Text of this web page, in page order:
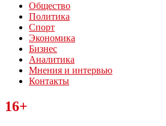
Общество
Политика
Спорт
Экономика
Бизнес
Аналитика
Мнения и интервью
Контакты
Читайте последние новости дня в
“ЗаНовомосковск”
16+